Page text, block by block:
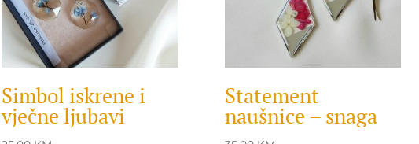
Simbol iskrene i
vječne ljubavi
Statement
naušnice – snaga